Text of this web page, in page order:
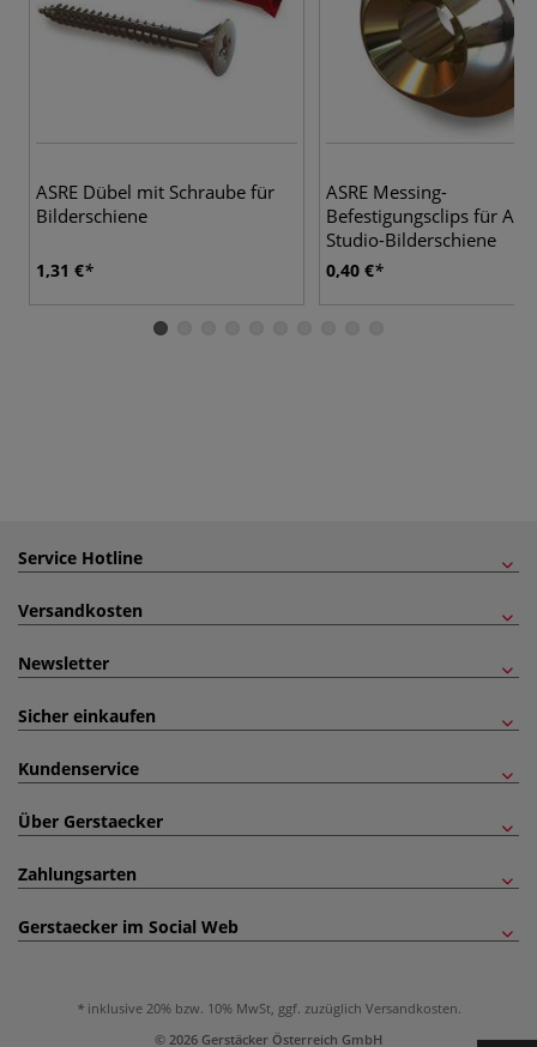
ASRE Dübel mit Schraube für
Bilderschiene
1,31 €
ASRE Messing-
Befestigungsclips für
Studio-Bilderschiene
0,40 €
Service Hotline
Versandkosten
Newsletter
Sicher einkaufen
Kundenservice
Über Gerstaecker
Zahlungsarten
Gerstaecker im Social Web
inklusive 20% bzw. 10% MwSt, ggf. zuzüglich Versandkosten.
© 2026 Gerstäcker Österreich GmbH